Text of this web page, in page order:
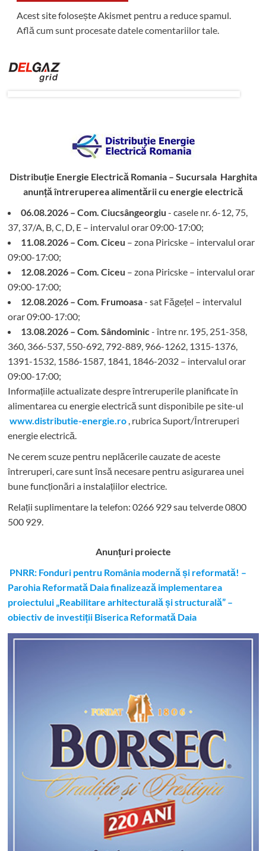
Acest site folosește Akismet pentru a reduce spamul.
Află cum sunt procesate datele comentariilor tale.
Distribuție Energie Electrică Romania – Sucursala Harghita
anunță întreruperea alimentării cu energie electrică
06.08.2026 – Com. Ciucsângeorgiu - casele nr. 6-12, 75,
37, 37/A, B, C, D, E – intervalul orar 09:00-17:00;
11.08.2026 – Com. Ciceu – zona Piricske – intervalul orar
09:00-17:00;
12.08.2026 – Com. Ciceu – zona Piricske – intervalul orar
09:00-17:00;
12.08.2026 – Com. Frumoasa- sat Făgețel – intervalul
orar 09:00-17:00;
13.08.2026 – Com. Sândominic- între nr. 195, 251-358,
360, 366-537, 550-692, 792-889, 966-1262, 1315-1376,
1391-1532, 1586-1587, 1841, 1846-2032 – intervalul orar
09:00-17:00;
Informațiile actualizate despre întreruperile planificate în
alimentarea cu energie electrică sunt disponibile pe site-ul
www.distributie-energie.ro , rubrica Suport/Întreruperi
energie electrică.
Ne cerem scuze pentru neplăcerile cauzate de aceste
întreruperi, care sunt însă necesare pentru asigurarea unei
bune funcționări a instalațiilor electrice.
Relații suplimentare la telefon: 0266 929 sau telverde 0800
500 929.
Anunțuri proiecte
PNRR: Fonduri pentru România modernă și reformată! –
Parohia Reformată Daia finalizează implementarea
proiectului „Reabilitare arhitecturală și structurală” –
obiectiv de investiții Biserica Reformată Daia